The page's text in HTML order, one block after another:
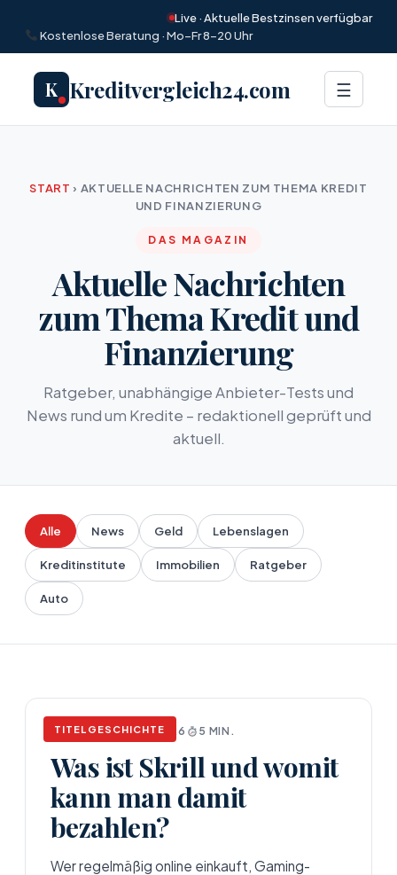
Live · Aktuelle Bestzinsen verfügbar
Kostenlose Beratung · Mo–Fr 8–20 Uhr
K Kreditvergleich24.com Menü
☰
START › AKTUELLE NACHRICHTEN ZUM THEMA KREDIT
UND FINANZIERUNG
DAS MAGAZIN
Aktuelle Nachrichten
zum Thema Kredit und
Finanzierung
Ratgeber, unabhängige Anbieter-Tests und
News rund um Kredite – redaktionell geprüft und
aktuell.
Alle News Geld Lebenslagen
Kreditinstitute Immobilien Ratgeber
Auto
TITELGESCHICHTE
NEWS APRIL 17, 2026 5 MIN.
Was ist Skrill und womit
kann man damit
bezahlen?
Wer regelmäßig online einkauft, Gaming-